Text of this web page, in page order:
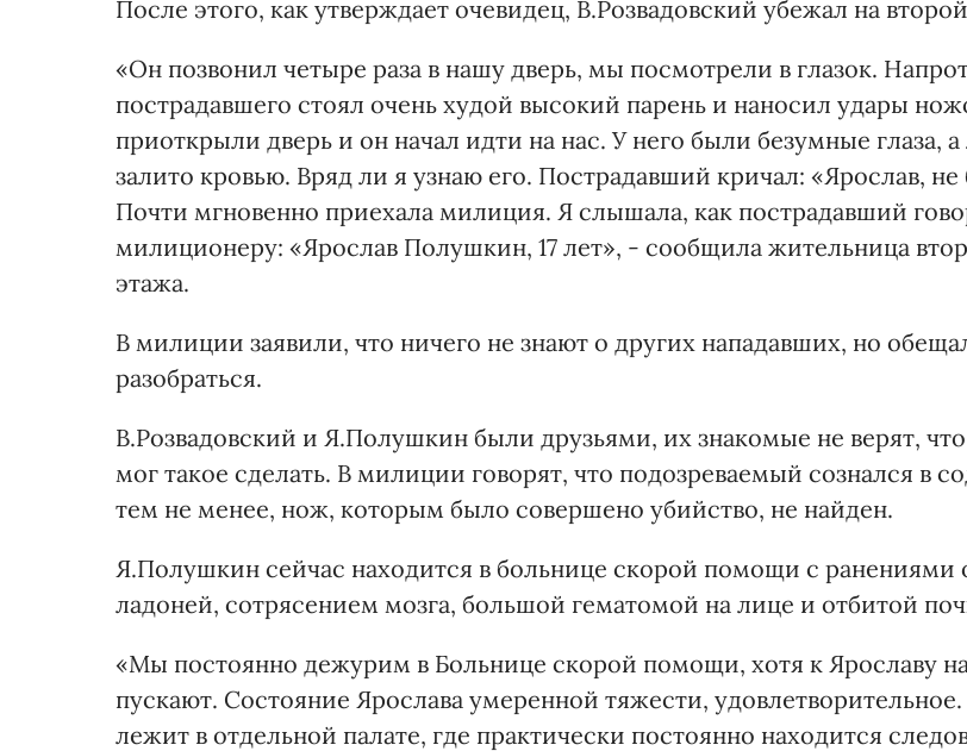
После этого, как утверждает очевидец, В.Розвадовский убежал на
«Он позвонил четыре раза в нашу дверь, мы посмотрели в глазок.
пострадавшего стоял очень худой высокий парень и наносил удары
приоткрыли дверь и он начал идти на нас. У него были безумные глаза,
залито кровью. Вряд ли я узнаю его. Пострадавший кричал: «Ярослав, не
Почти мгновенно приехала милиция. Я слышала, как пострадавший
милиционеру: «Ярослав Полушкин, 17 лет», - сообщила жительница
этажа.
В милиции заявили, что ничего не знают о других нападавших, но
разобраться.
В.Розвадовский и Я.Полушкин были друзьями, их знакомые не верят,
мог такое сделать. В милиции говорят, что подозреваемый сознался в
тем не менее, нож, которым было совершено убийство, не найден.
Я.Полушкин сейчас находится в больнице скорой помощи с ранениями
ладоней, сотрясением мозга, большой гематомой на лице и отбитой
«Мы постоянно дежурим в Больнице скорой помощи, хотя к Ярославу
пускают. Состояние Ярослава умеренной тяжести,
лежит в отдельной палате, где практически постоянно находится